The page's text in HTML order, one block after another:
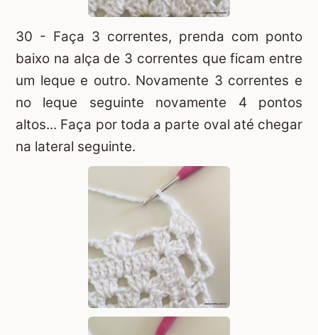
30 - Faça 3 correntes, prenda com ponto
baixo na alça de 3 correntes que ficam entre
um leque e outro. Novamente 3 correntes e
no leque seguinte novamente 4 pontos
altos... Faça por toda a parte oval até chegar
na lateral seguinte.